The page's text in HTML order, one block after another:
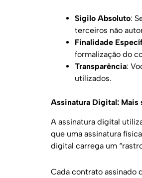
Sigilo Absoluto:
terceiros não
Finalidade
formalização do
Transparência:
utilizados.
Assinatura Digital: Mais
A assinatura digital
que uma assinatura
digital carrega um
Cada contrato assinado